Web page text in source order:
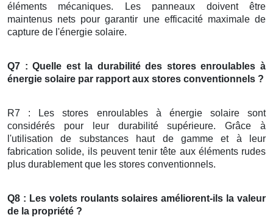
éléments mécaniques. Les panneaux doivent être
maintenus nets pour garantir une efficacité maximale de
capture de l'énergie solaire.
Q7 : Quelle est la durabilité des stores enroulables à
énergie solaire par rapport aux stores conventionnels ?
R7 : Les stores enroulables à énergie solaire sont
considérés pour leur durabilité supérieure. Grâce à
l'utilisation de substances haut de gamme et à leur
fabrication solide, ils peuvent tenir tête aux éléments rudes
plus durablement que les stores conventionnels.
Q8 : Les volets roulants solaires améliorent-ils la valeur
de la propriété ?